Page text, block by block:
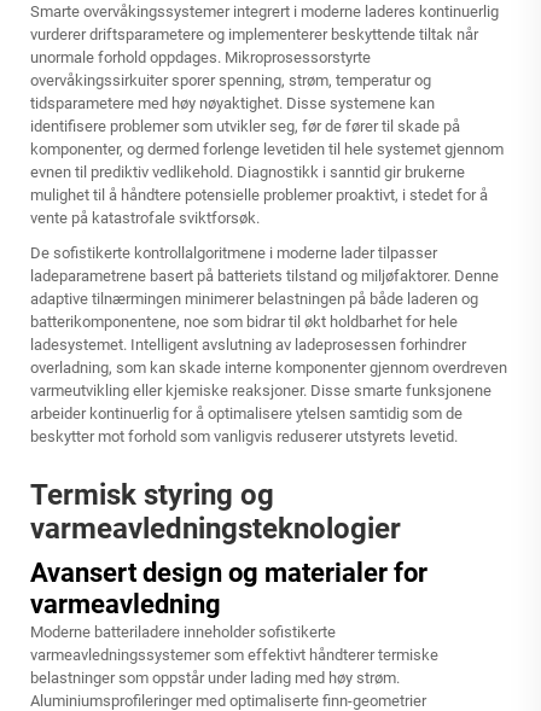
Smarte overvåkingssystemer integrert i moderne laderes kontinuerlig
vurderer driftsparametere og implementerer beskyttende tiltak når
unormale forhold oppdages. Mikroprosessorstyrte
overvåkingssirkuiter sporer spenning, strøm, temperatur og
tidsparametere med høy nøyaktighet. Disse systemene kan
identifisere problemer som utvikler seg, før de fører til skade på
komponenter, og dermed forlenge levetiden til hele systemet gjennom
evnen til prediktiv vedlikehold. Diagnostikk i sanntid gir brukerne
mulighet til å håndtere potensielle problemer proaktivt, i stedet for å
vente på katastrofale sviktforsøk.
De sofistikerte kontrollalgoritmene i moderne lader tilpasser
ladeparametrene basert på batteriets tilstand og miljøfaktorer. Denne
adaptive tilnærmingen minimerer belastningen på både laderen og
batterikomponentene, noe som bidrar til økt holdbarhet for hele
ladesystemet. Intelligent avslutning av ladeprosessen forhindrer
overladning, som kan skade interne komponenter gjennom overdreven
varmeutvikling eller kjemiske reaksjoner. Disse smarte funksjonene
arbeider kontinuerlig for å optimalisere ytelsen samtidig som de
beskytter mot forhold som vanligvis reduserer utstyrets levetid.
Termisk styring og
varmeavledningsteknologier
Avansert design og materialer for
varmeavledning
Moderne batteriladere inneholder sofistikerte
varmeavledningssystemer som effektivt håndterer termiske
belastninger som oppstår under lading med høy strøm.
Aluminiumsprofileringer med optimaliserte finn-geometrier